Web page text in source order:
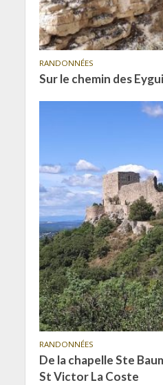
RANDONNÉES
Sur le chemin des
RANDONNÉES
De la chapelle Ste
St Victor La Coste